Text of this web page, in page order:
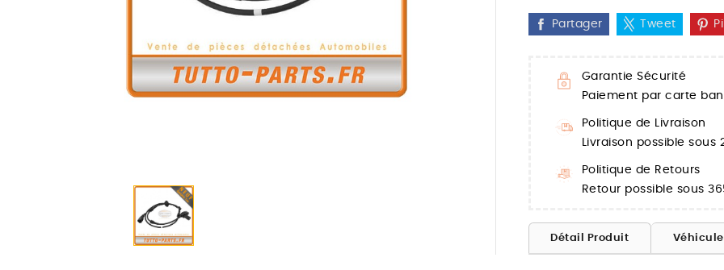
Partager Tweet
Garantie Sécurité
Paiement par carte
Politique de Livraison
Livraison possible sous
Politique de Retours
Retour possible sous
Détail Produit